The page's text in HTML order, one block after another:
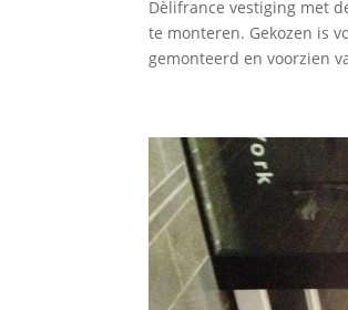
Dèlifrance vestiging met
te monteren. Gekozen is
gemonteerd en voorzien